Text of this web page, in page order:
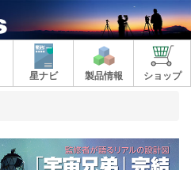
星ナビ 製品情報 ショップ